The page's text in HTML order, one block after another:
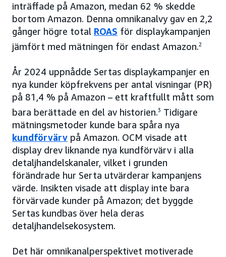
inträffade på Amazon, medan 62 % skedde
bortom Amazon. Denna omnikanalvy gav en 2,2
gånger högre total ROAS för displaykampanjen
jämfört med mätningen för endast Amazon.2
År 2024 uppnådde Sertas displaykampanjer en
nya kunder köpfrekvens per antal visningar (PR)
på 81,4 % på Amazon – ett kraftfullt mått som
bara berättade en del av historien.3 Tidigare
mätningsmetoder kunde bara spåra nya
kundförvärv på Amazon. OCM visade att
display drev liknande nya kundförvärv i alla
detaljhandelskanaler, vilket i grunden
förändrade hur Serta utvärderar kampanjens
värde. Insikten visade att display inte bara
förvärvade kunder på Amazon; det byggde
Sertas kundbas över hela deras
detaljhandelsekosystem.
Det här omnikanalperspektivet motiverade